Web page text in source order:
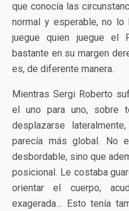
que conocía las
normal y esperable, no lo
juegue quien juegue el
bastante en su margen
es, de diferente manera.
Mientras Sergi Roberto
el uno para uno, sobre
desplazarse
parecía más global. No
desbordable, sino que
posicional. Le costaba
orientar el cuerpo,
exagerada… Esto tenía